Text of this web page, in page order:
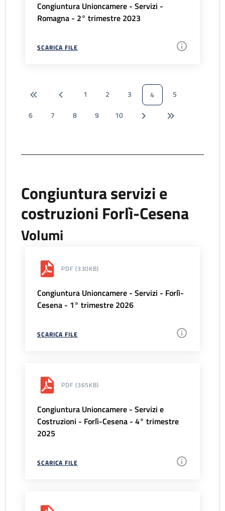
Congiuntura Unioncamere - Servizi -
Romagna - 2° trimestre 2023
SCARICA FILE
1 2 3 4
5
6
7 8 9 10
Congiuntura servizi e
costruzioni Forlì-Cesena
Volumi
PDF (330KB)
Congiuntura Unioncamere - Servizi - Forlì-
Cesena - 1° trimestre 2026
SCARICA FILE
PDF (365KB)
Congiuntura Unioncamere - Servizi e
Costruzioni - Forlì-Cesena - 4° trimestre
2025
SCARICA FILE